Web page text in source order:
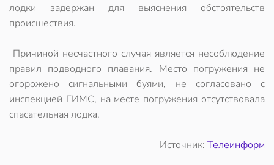
лодки задержан для выяснения обстоятельств
происшествия.
Причиной несчастного случая является несоблюдение
правил подводного плавания. Место погружения не
огорожено сигнальными буями, не согласовано с
инспекцией ГИМС, на месте погружения отсутствовала
спасательная лодка.
Источник: Телеинформ